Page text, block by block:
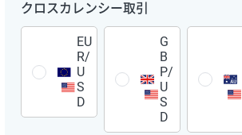
クロスカレンシー取引
EU
R/
U
S
D
G
B
P/
U
S
D